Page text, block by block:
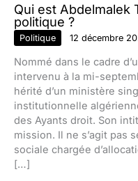
Qui est Abdelmalek
politique ?
Politique 12 décembre
Nommé dans le cadre
intervenu à la mi-
hérité d’un ministère
institutionnelle
des Ayants droit. Son
mission. Il ne s’agit pas
sociale chargée
[…]